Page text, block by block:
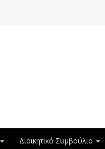
Διοικητικό Συμβούλιο